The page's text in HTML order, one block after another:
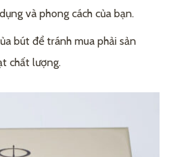
và phong cách của bạn.
bút để tránh mua phải sản
chất lượng.